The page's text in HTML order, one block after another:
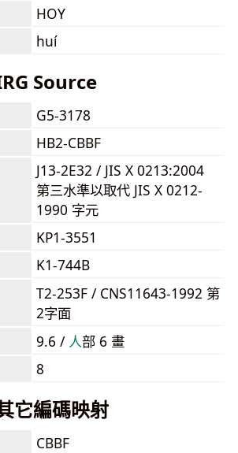
HOY
huí
Source
G5-3178
HB2-CBBF
J13-2E32 / JIS X 0213:2004
第三水準以取代 JIS X 0212-
1990 字元
KP1-3551
K1-744B
T2-253F / CNS11643-1992 第
2字面
9.6 / ⼈部 6 畫
8
編碼映射
CBBF